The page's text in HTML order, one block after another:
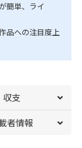
簡単、ライ
品への注目度上
収支
者情報